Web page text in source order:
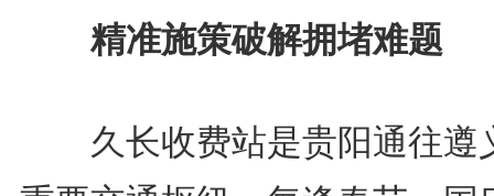
精准施策破解拥堵难题
久长收费站是贵阳通往遵